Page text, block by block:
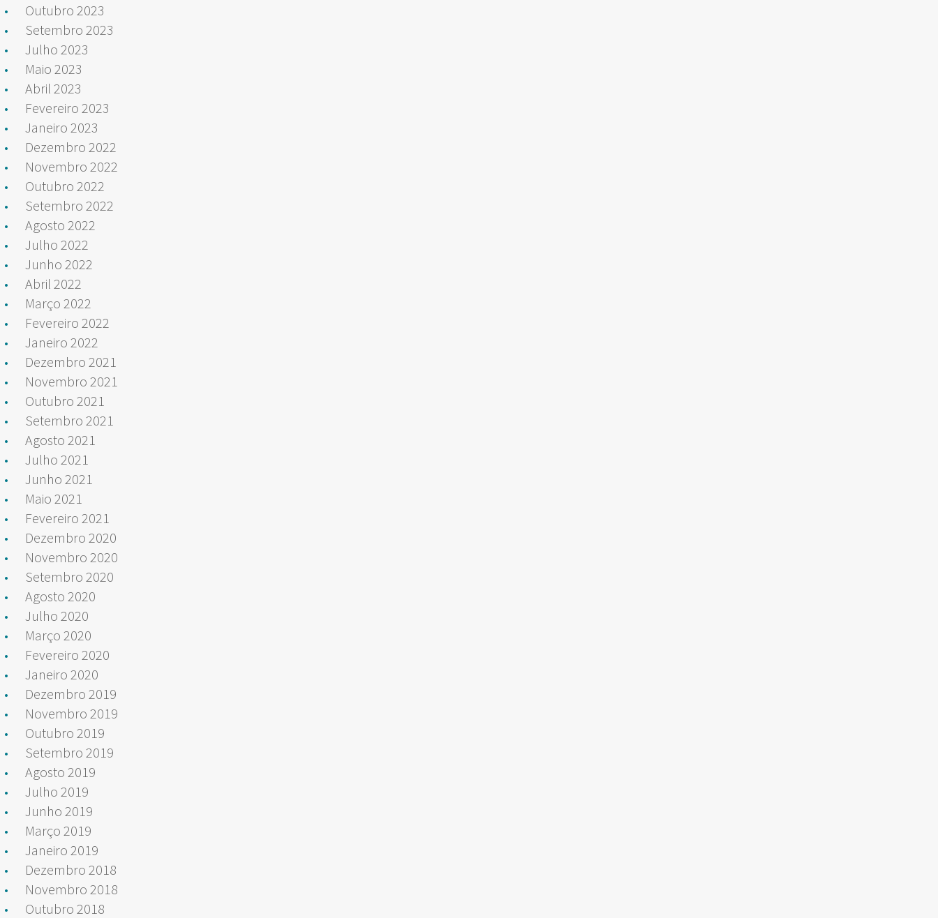
Outubro 2023
Setembro 2023
Julho 2023
Maio 2023
Abril 2023
Fevereiro 2023
Janeiro 2023
Dezembro 2022
Novembro 2022
Outubro 2022
Setembro 2022
Agosto 2022
Julho 2022
Junho 2022
Abril 2022
Março 2022
Fevereiro 2022
Janeiro 2022
Dezembro 2021
Novembro 2021
Outubro 2021
Setembro 2021
Agosto 2021
Julho 2021
Junho 2021
Maio 2021
Fevereiro 2021
Dezembro 2020
Novembro 2020
Setembro 2020
Agosto 2020
Julho 2020
Março 2020
Fevereiro 2020
Janeiro 2020
Dezembro 2019
Novembro 2019
Outubro 2019
Setembro 2019
Agosto 2019
Julho 2019
Junho 2019
Março 2019
Janeiro 2019
Dezembro 2018
Novembro 2018
Outubro 2018